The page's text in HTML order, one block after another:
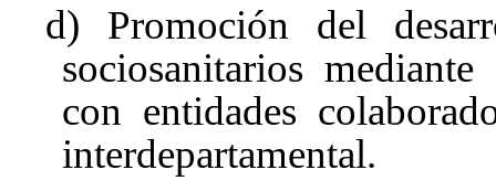
d) Promoción del
sociosanitarios
con entidades
interdepartamental.